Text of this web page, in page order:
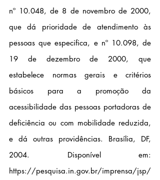
nº 10.048, de 8 de novembro de 2000,
que dá prioridade de atendimento às
pessoas que especifica, e nº 10.098, de
19 de dezembro de 2000, que
estabelece normas gerais e critérios
básicos para a promoção da
acessibilidade das pessoas portadoras de
deficiência ou com mobilidade reduzida,
e dá outras providências. Brasília, DF,
https://pesquisa.in.gov.br/imprensa/jsp/